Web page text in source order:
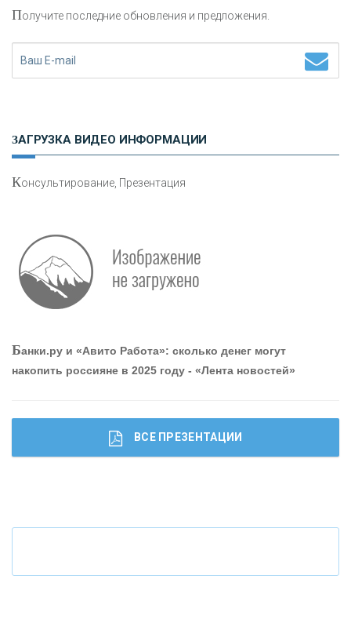
Работа мечты. Что банки делают для того, чтобы
привлечь и удержать персонал - «Интервью»
Что будет с наличными деньгами при цифровом
Получите последние обновления и предложения.
ЗАГРУЗКА ВИДЕО ИНФОРМАЦИИ
Консультирование, Презентация
Банки.ру и «Авито Работа»: сколько денег могут
накопить россияне в 2025 году - «Лента новостей»
ВСЕ ПРЕЗЕНТАЦИИ